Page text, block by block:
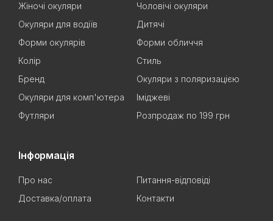
Жіночі окуляри
Чоловічі окуляри
Окуляри для водіїв
Дитячі
Форми окулярів
Форми обличчя
Колір
Стиль
Бренд
Окуляри з поляризацією
Окуляри для комп'ютера
Іміджеві
Футляри
Розпродаж по 199 грн
Інформація
Про нас
Питання-відповіді
Доставка/оплата
Контакти